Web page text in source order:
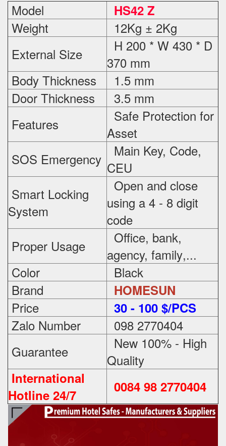
Model HS42 Z
Weight
12Kg ± 2Kg
External Size
H 200 * W 430 * D
370 mm
Body Thickness
1.5 mm
Door Thickness
3.5 mm
Features
Safe Protection for
Asset
SOS Emergency
Main Key, Code,
CEU
Smart Locking
System
Open and close
using a 4 - 8 digit
code
Proper Usage
Office, bank,
agency, family,...
Color
Black
Brand
HOMESUN
Price 30 - 100 $/PCS
Zalo Number
098 2770404
Guarantee
New 100% - High
Quality
International
Hotline 24/7
0084 98 2770404